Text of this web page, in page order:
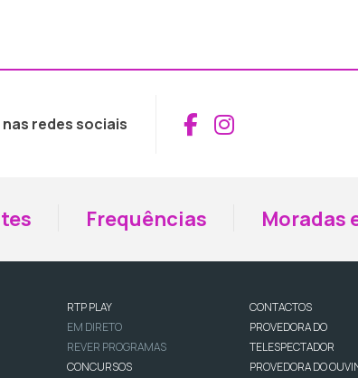
redes sociais Aceder ao
Aceder ao
Frequências Moradas
RTP PLAY
EM DIRETO
REVER PROGRAMAS
CONCURSOS
CONTACTOS
PROVEDORA DO
TELESPECTADOR
PROVEDORA DO